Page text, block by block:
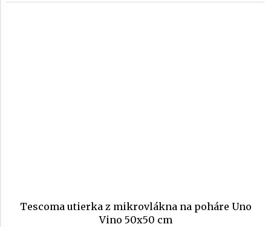
Tescoma utierka z mikrovlákna na poháre Uno
Vino 50x50 cm